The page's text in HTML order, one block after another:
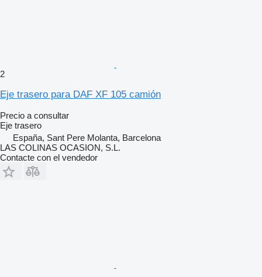
2
Eje trasero para DAF XF 105 camión
Precio a consultar
Eje trasero
España, Sant Pere Molanta, Barcelona
LAS COLINAS OCASION, S.L.
Contacte con el vendedor